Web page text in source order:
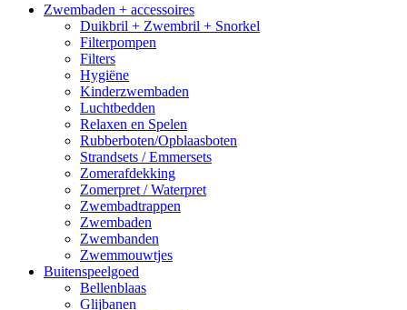
Zwembaden + accessoires
Duikbril + Zwembril + Snorkel
Filterpompen
Filters
Hygiëne
Kinderzwembaden
Luchtbedden
Relaxen en Spelen
Rubberboten/Opblaasboten
Strandsets / Emmersets
Zomerafdekking
Zomerpret / Waterpret
Zwembadtrappen
Zwembaden
Zwembanden
Zwemmouwtjes
Buitenspeelgoed
Bellenblaas
Glijbanen